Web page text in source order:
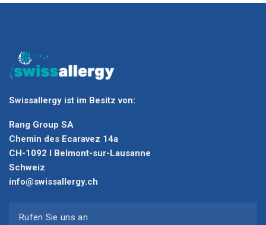
Swissallergy ist im Besitz von:
Rang Group SA
Chemin des Ecaravez 14a
CH-1092 I Belmont-sur-Lausanne
Schweiz
info@swissallergy.ch
Rufen Sie uns an